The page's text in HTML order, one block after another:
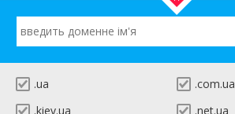
.ua
.com.ua
.kiev.ua
.net.ua